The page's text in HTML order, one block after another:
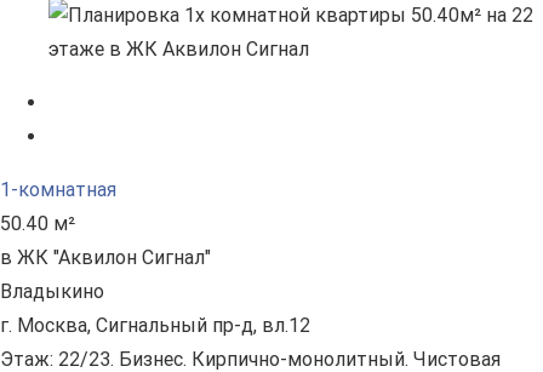
1-комнатная
50.40 м²
в ЖК "Аквилон Сигнал"
Владыкино
г. Москва, Сигнальный пр-д, вл.12
Этаж: 22/23. Бизнес. Кирпично-монолитный. Чистовая